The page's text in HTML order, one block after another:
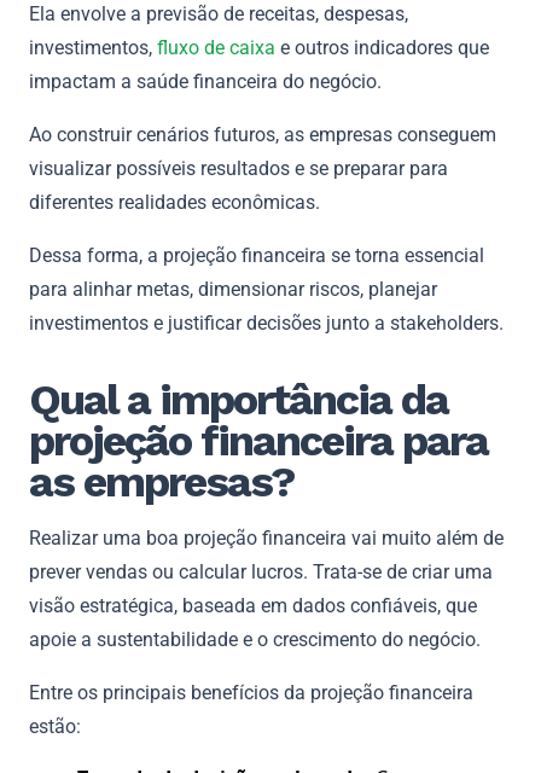
Ela envolve a previsão de receitas, despesas,
investimentos, fluxo de caixa e outros indicadores que
impactam a saúde financeira do negócio.
Ao construir cenários futuros, as empresas conseguem
visualizar possíveis resultados e se preparar para
diferentes realidades econômicas.
Dessa forma, a projeção financeira se torna essencial
para alinhar metas, dimensionar riscos, planejar
investimentos e justificar decisões junto a stakeholders.
Qual a importância da
projeção financeira para
as empresas?
Realizar uma boa projeção financeira vai muito além de
prever vendas ou calcular lucros. Trata-se de criar uma
visão estratégica, baseada em dados confiáveis, que
apoie a sustentabilidade e o crescimento do negócio.
Entre os principais benefícios da projeção financeira
estão: